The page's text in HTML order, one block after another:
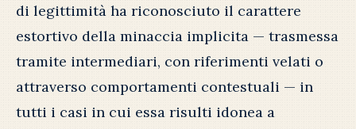
di legittimità ha riconosciuto il carattere
estortivo della minaccia implicita — trasmessa
tramite intermediari, con riferimenti velati o
attraverso comportamenti contestuali — in
tutti i casi in cui essa risulti idonea a